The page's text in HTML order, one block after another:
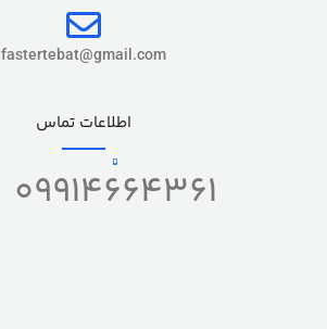
fastertebat@gmail.com
اطلاعات تماس
09914664361